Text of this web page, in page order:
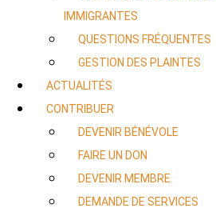
IMMIGRANTES
QUESTIONS FRÉQUENTES
GESTION DES PLAINTES
ACTUALITÉS
CONTRIBUER
DEVENIR BÉNÉVOLE
FAIRE UN DON
DEVENIR MEMBRE
DEMANDE DE SERVICES